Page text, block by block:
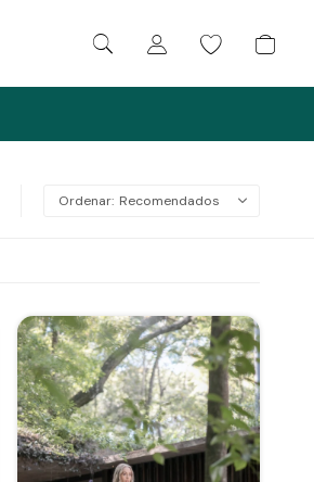
Recomendados